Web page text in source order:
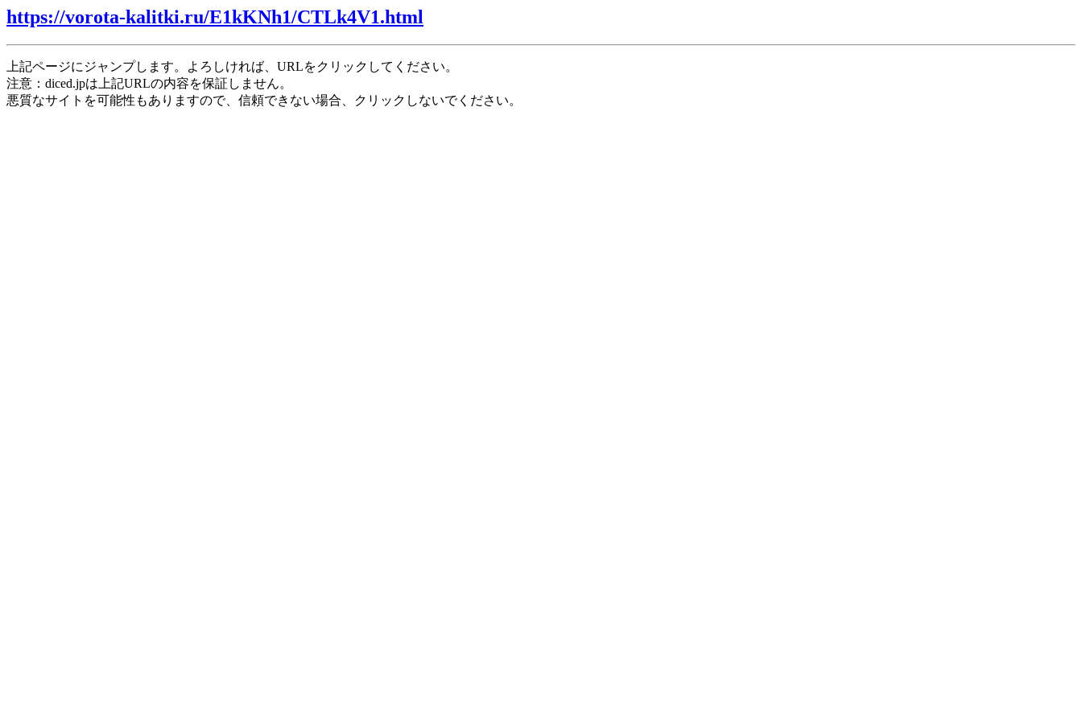
https://vorota-kalitki.ru/E1kKNh1/CTLk4V1.html
上記ページにジャンプします。よろしければ、URLをクリックしてください。
注意：diced.jpは上記URLの内容を保証しません。
悪質なサイトを可能性もありますので、信頼できない場合、クリックしないでください。